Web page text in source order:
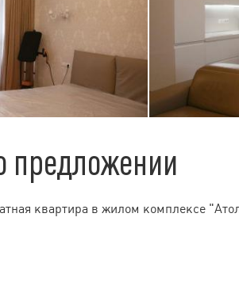
квартира в жилом комплексе